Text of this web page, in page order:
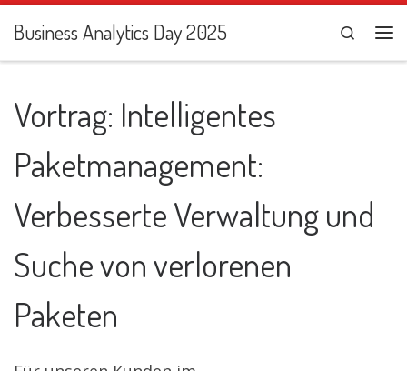
Zum Inhalt springen
Business Analytics Day 2025
Search
Vortrag: Intelligentes
Paketmanagement:
Verbesserte Verwaltung und
Suche von verlorenen
Paketen